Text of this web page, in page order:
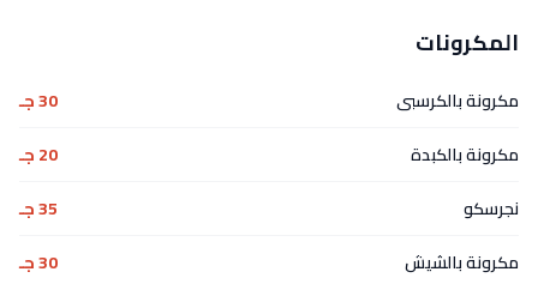
المكرونات
مكرونة بالكرسبى
30 جـ
مكرونة بالكبدة
20 جـ
نجرسكو
35 جـ
مكرونة بالشيش
30 جـ